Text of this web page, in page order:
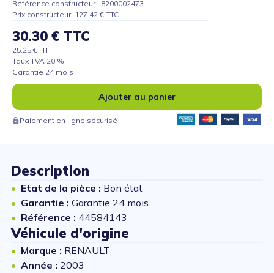
Référence constructeur : 8200002473
Prix constructeur: 127.42 € TTC
30.30 € TTC
25.25 € HT
Taux TVA 20 %
Garantie 24 mois
Ajouter au panier
Paiement en ligne sécurisé
Description
Etat de la pièce : Bon état
Garantie : Garantie 24 mois
Référence : 44584143
Véhicule d'origine
Marque : RENAULT
Année : 2003